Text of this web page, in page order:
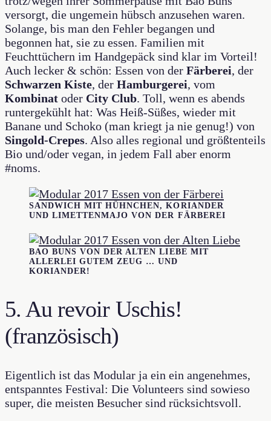
versorgt, die ungemein hübsch anzusehen waren.
Solange, bis man den Fehler begangen und
begonnen hat, sie zu essen. Familien mit
Feuchttüchern im Handgepäck sind klar im Vorteil!
Auch lecker & schön: Essen von der Färberei, der
Schwarzen Kiste, der Hamburgerei, vom
Kombinat oder City Club. Toll, wenn es abends
runtergekühlt hat: Was Heiß-Süßes, wieder mit
Banane und Schoko (man kriegt ja nie genug!) von
Singold-Crepes. Also alles regional und größtenteils
Bio und/oder vegan, in jedem Fall aber enorm
#noms.
SANDWICH MIT HÜHNCHEN, KORIANDER
UND LIMETTENMAJO VON DER FÄRBEREI
BAO BUNS VON DER ALTEN LIEBE MIT
ALLERLEI GUTEM ZEUG … UND
KORIANDER!
5. Au revoir Uschis!
(französisch)
Eigentlich ist das Modular ja ein ein angenehmes,
entspanntes Festival: Die Volunteers sind sowieso
super, die meisten Besucher sind rücksichtsvoll.